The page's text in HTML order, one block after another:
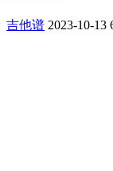
吉他谱 2023-10-13